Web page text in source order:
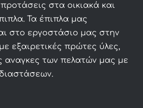
στα οικιακά και
Τα έπιπλα μας
στο εργοστάσιο μας στην
εξαιρετικές πρώτες ύλες,
αναγκες των πελατών μας με